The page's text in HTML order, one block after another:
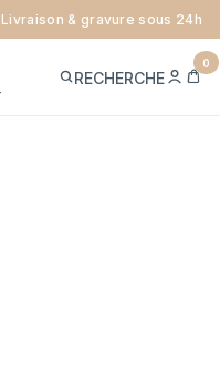
Livraison & gravure sous 24h
RECHERCHE
ME
0